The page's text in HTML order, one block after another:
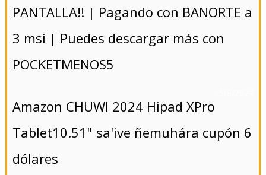
PANTALLA!! | Pagando con BANORTE a
3 msi | Puedes descargar más con
POCKETMENOS5
Amazon CHUWI 2024 Hipad XPro
Tablet10.51" sa'ive ñemuhára cupón 6
dólares